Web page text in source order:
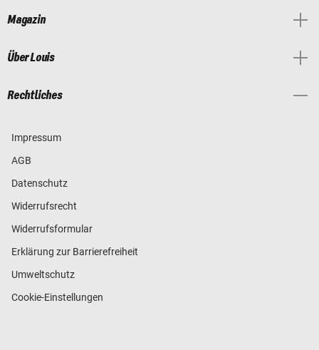
Magazin
Über Louis
Rechtliches
Impressum
AGB
Datenschutz
Widerrufsrecht
Widerrufsformular
Erklärung zur Barrierefreiheit
Umweltschutz
Cookie-Einstellungen